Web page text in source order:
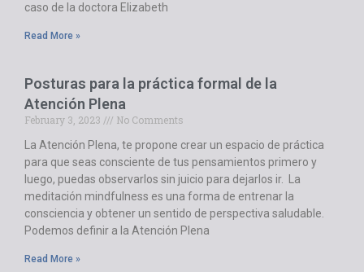
caso de la doctora Elizabeth
Read More »
Posturas para la práctica formal de la
Atención Plena
February 3, 2023
No Comments
La Atención Plena, te propone crear un espacio de práctica
para que seas consciente de tus pensamientos primero y
luego, puedas observarlos sin juicio para dejarlos ir. La
meditación mindfulness es una forma de entrenar la
consciencia y obtener un sentido de perspectiva saludable.
Podemos definir a la Atención Plena
Read More »